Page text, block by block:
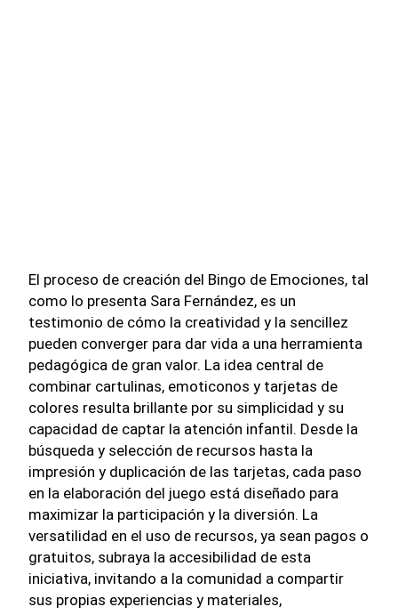
El proceso de creación del Bingo de Emociones, tal
como lo presenta Sara Fernández, es un
testimonio de cómo la creatividad y la sencillez
pueden converger para dar vida a una herramienta
pedagógica de gran valor. La idea central de
combinar cartulinas, emoticonos y tarjetas de
colores resulta brillante por su simplicidad y su
capacidad de captar la atención infantil. Desde la
búsqueda y selección de recursos hasta la
impresión y duplicación de las tarjetas, cada paso
en la elaboración del juego está diseñado para
maximizar la participación y la diversión. La
versatilidad en el uso de recursos, ya sean pagos o
gratuitos, subraya la accesibilidad de esta
iniciativa, invitando a la comunidad a compartir
sus propias experiencias y materiales,